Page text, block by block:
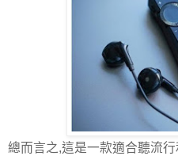
總而言之,這是一款適合聽流